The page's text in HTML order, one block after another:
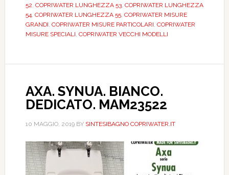
copriwater
“introvabili”!
52, COPRIWATER LUNGHEZZA 53, COPRIWATER LUNGHEZZA
54, COPRIWATER LUNGHEZZA 55, COPRIWATER MISURE
GRANDI, COPRIWATER MISURE PARTICOLARI, COPRIWATER
MISURE SPECIALI, COPRIWATER VECCHI MODELLI
AXA. SYNUA. BIANCO.
DEDICATO. MAM23522
10 MAGGIO, 2019BY SINTESIBAGNO COPRIWATER.IT